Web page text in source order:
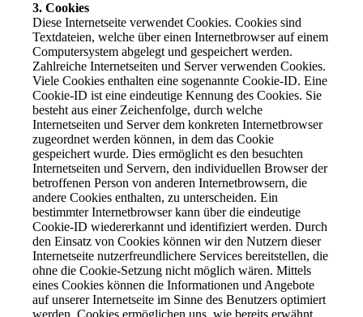
3. Cookies
Diese Internetseite verwendet Cookies. Cookies sind
Textdateien, welche über einen Internetbrowser auf einem
Computersystem abgelegt und gespeichert werden.
Zahlreiche Internetseiten und Server verwenden Cookies.
Viele Cookies enthalten eine sogenannte Cookie-ID. Eine
Cookie-ID ist eine eindeutige Kennung des Cookies. Sie
besteht aus einer Zeichenfolge, durch welche
Internetseiten und Server dem konkreten Internetbrowser
zugeordnet werden können, in dem das Cookie
gespeichert wurde. Dies ermöglicht es den besuchten
Internetseiten und Servern, den individuellen Browser der
betroffenen Person von anderen Internetbrowsern, die
andere Cookies enthalten, zu unterscheiden. Ein
bestimmter Internetbrowser kann über die eindeutige
Cookie-ID wiedererkannt und identifiziert werden. Durch
den Einsatz von Cookies können wir den Nutzern dieser
Internetseite nutzerfreundlichere Services bereitstellen, die
ohne die Cookie-Setzung nicht möglich wären. Mittels
eines Cookies können die Informationen und Angebote
auf unserer Internetseite im Sinne des Benutzers optimiert